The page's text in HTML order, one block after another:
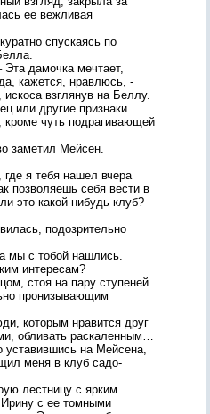
ее вежливая
спускаясь по
дамочка мечтает,
кажется, нравлюсь, -
взглянув на Беллу.
или другие признаки
чуть подрагивающей
заметил Мейсен.
я тебя нашел вчера
позволяешь себя вести в
это какой-нибудь клуб?
подозрительно
мы с тобой нашлись.
интересам?
стоя на пару ступеней
пронизывающим
которым нравится друг
обливать раскаленным…
уставившись на Мейсена,
меня в клуб садо-
лестницу с ярким
с ее томными